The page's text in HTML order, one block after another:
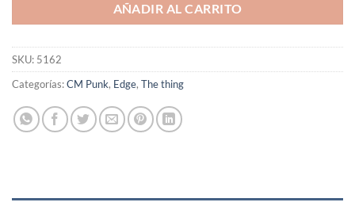
AÑADIR AL CARRITO
SKU: 5162
Categorías:CM Punk, Edge, The thing